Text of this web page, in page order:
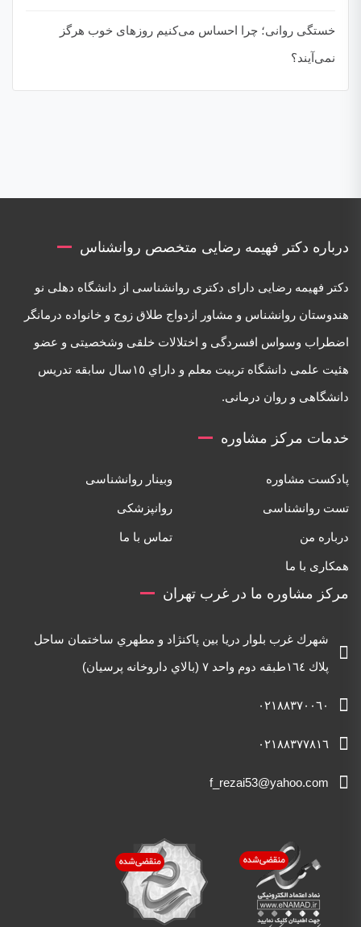
خستگی روانی؛ چرا احساس می‌کنیم روزهای خوب هرگز
نمی‌آیند؟
درباره دکتر فهیمه رضایی متخصص روانشناس
دكتر فهيمه رضايی دارای دكتری روانشناسی از دانشگاه دهلی نو
هندوستان روانشناس و مشاور ازدواج طلاق زوج و خانواده درمانگر
اضطراب وسواس افسردگی و اختلالات خلقی وشخصيتی و عضو
هئيت علمی دانشگاه تربيت معلم و داراي ١٥سال سابقه تدريس
دانشگاهی و روان درمانی.
خدمات مرکز مشاوره
پادکست مشاوره وبینار روانشناسی
تست روانشناسی روانپزشکی
درباره من تماس با ما
همکاری با ما
مرکز مشاوره ما در غرب تهران
شهرك غرب بلوار دريا بين پاكنژاد و مطهري ساختمان ساحل
پلاك ١٦٤طبقه دوم واحد ٧ (بالاي داروخانه پرسيان)
٠٢١٨٨٣٧٠٠٦٠
٠٢١٨٨٣٧٧٨١٦
f_rezai53@yahoo.com